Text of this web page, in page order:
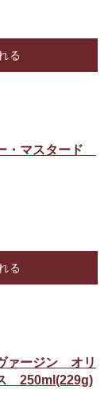
る
・マスタード
る
ァージン オリ
250ml(229g)